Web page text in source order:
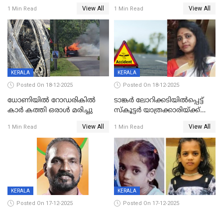
കരണത്തടിച്ചു; CC ടിവി
ദൃശ്യങ്ങൾ പുറത്ത്
1 Min Read View All
വാർഡിലെ എൽഡിഎഫ്
സ്ഥാനാർത്ഥി
1 Min Read View All
KERALA
Posted On 18-12-2025
ധോണിയിൽ റോഡരികിൽ
കാർ കത്തി ഒരാൾ മരിച്ചു
1 Min Read View All
KERALA
Posted On 18-12-2025
ടാങ്കർ ലോറിക്കടിയിൽപ്പെട്ട്
സ്കൂട്ടർ യാത്രക്കാരിയ്ക്ക്
കണ്ടോത്ത് ദേശീയ പാതയിൽ
1 Min Read View All
KERALA
Posted On 17-12-2025
KERALA
Posted On 17-12-2025